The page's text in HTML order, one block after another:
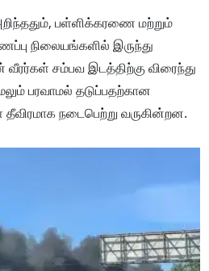
பள்ளிக்கரணை மற்றும்
நிலையங்களில் இருந்து
சம்பவ இடத்திற்கு விரைந்து
பரவாமல் தடுப்பதற்கான
நடைபெற்று வருகின்றன.